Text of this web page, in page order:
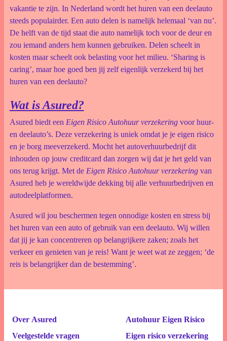
vakantie te zijn. In Nederland wordt het huren van een deelauto
steeds populairder. Een auto delen is namelijk helemaal ‘van nu’.
De helft van de tijd staat die auto namelijk toch voor de deur en
zou iemand anders hem kunnen gebruiken. Delen scheelt in
kosten maar scheelt ook belasting voor het milieu. ‘Sharing is
caring’, maar hoe goed ben jij zelf eigenlijk verzekerd bij het
huren van een deelauto?
Wat is Asured?
Asured biedt een Eigen Risico Autohuur verzekeringvoor huur-
en deelauto’s. Deze verzekering is uniek omdat je je eigen risico
en je borg meeverzekerd. Mocht het autoverhuurbedrijf dit
inhouden op jouw creditcard dan zorgen wij dat je het geld van
ons terug krijgt. Met de Eigen Risico Autohuur verzekeringvan
Asured heb je wereldwijde dekking bij alle verhuurbedrijven en
autodeelplatformen.
Asured wil jou beschermen tegen onnodige kosten en stress bij
het huren van een auto of gebruik van een deelauto. Wij willen
dat jij je kan concentreren op belangrijkere zaken; zoals het
verkeer en genieten van je reis! Want je weet wat ze zeggen; ‘de
reis is belangrijker dan de bestemming’.
Over Asured
Veelgestelde vragen
Autohuur Eigen Risico
Eigen risico verzekering